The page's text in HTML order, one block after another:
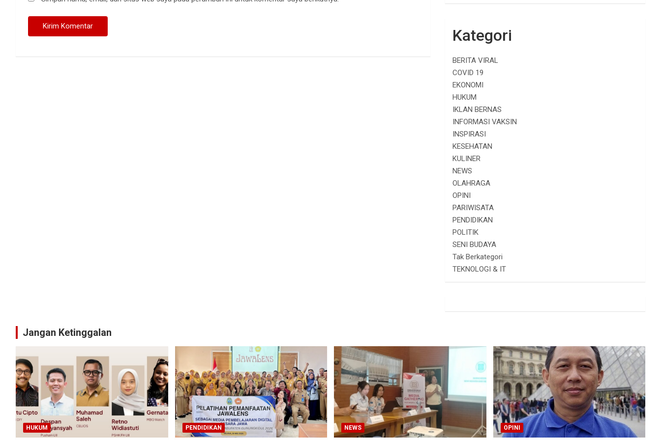
Kategori
BERITA VIRAL
COVID 19
EKONOMI
HUKUM
IKLAN BERNAS
INFORMASI VAKSIN
INSPIRASI
KESEHATAN
KULINER
NEWS
OLAHRAGA
OPINI
PARIWISATA
PENDIDIKAN
POLITIK
SENI BUDAYA
Tak Berkategori
TEKNOLOGI & IT
Jangan Ketinggalan
HUKUM PENDIDIKAN NEWS OPINI